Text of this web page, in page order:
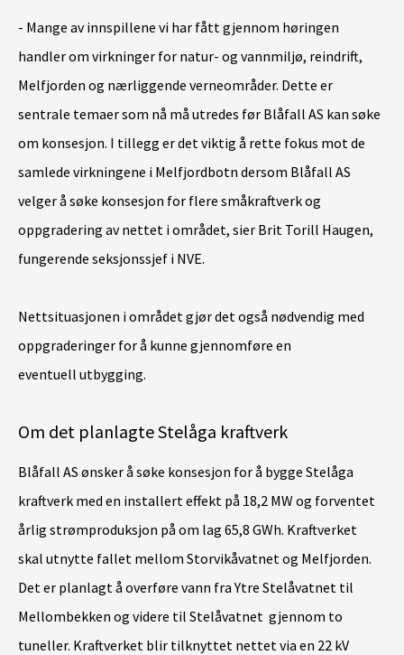
- Mange av innspillene vi har fått gjennom høringen
handler om virkninger for natur- og vannmiljø, reindrift,
Melfjorden og nærliggende verneområder. Dette er
sentrale temaer som nå må utredes før Blåfall AS kan søke
om konsesjon. I tillegg er det viktig å rette fokus mot de
samlede virkningene i Melfjordbotn dersom Blåfall AS
velger å søke konsesjon for flere småkraftverk og
oppgradering av nettet i området, sier Brit Torill Haugen,
fungerende seksjonssjef i NVE.
Nettsituasjonen i området gjør det også nødvendig med
oppgraderinger for å kunne gjennomføre en
eventuell utbygging.
Om det planlagte Stelåga kraftverk
Blåfall AS ønsker å søke konsesjon for å bygge Stelåga
kraftverk med en installert effekt på 18,2 MW og forventet
årlig strømproduksjon på om lag 65,8 GWh. Kraftverket
skal utnytte fallet mellom Storvikåvatnet og Melfjorden.
Det er planlagt å overføre vann fra Ytre Stelåvatnet til
Mellombekken og videre til Stelåvatnet gjennom to
tuneller. Kraftverket blir tilknyttet nettet via en 22 kV